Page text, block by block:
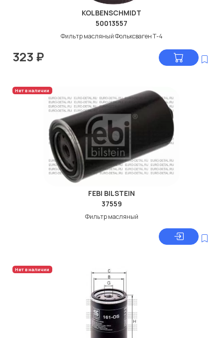
KOLBENSCHMIDT
50013557
Фильтр масляный Фольксваген Т-4
323 ₽
Нет в наличии
FEBI BILSTEIN
37559
Фильтр масляный
Нет в наличии